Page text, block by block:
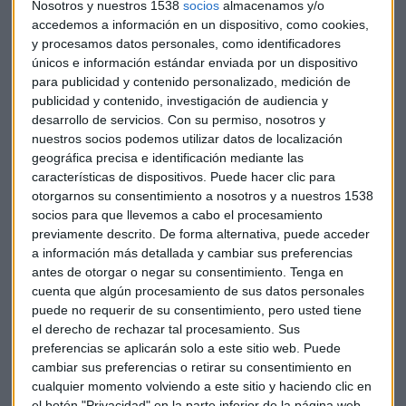
Nosotros y nuestros 1538 socios almacenamos y/o
accedemos a información en un dispositivo, como cookies,
y procesamos datos personales, como identificadores
únicos e información estándar enviada por un dispositivo
para publicidad y contenido personalizado, medición de
publicidad y contenido, investigación de audiencia y
desarrollo de servicios. Con su permiso, nosotros y
nuestros socios podemos utilizar datos de localización
geográfica precisa e identificación mediante las
características de dispositivos. Puede hacer clic para
otorgarnos su consentimiento a nosotros y a nuestros 1538
socios para que llevemos a cabo el procesamiento
previamente descrito. De forma alternativa, puede acceder
a información más detallada y cambiar sus preferencias
antes de otorgar o negar su consentimiento. Tenga en
cuenta que algún procesamiento de sus datos personales
puede no requerir de su consentimiento, pero usted tiene
el derecho de rechazar tal procesamiento. Sus
preferencias se aplicarán solo a este sitio web. Puede
cambiar sus preferencias o retirar su consentimiento en
cualquier momento volviendo a este sitio y haciendo clic en
El banco atribuye la debilidad del comercio de renta fija a
ciertos factores en el mercado europeo, como las tipos de
interés persistentemente bajos. La división de banca
corporativa y de inversión también fue golpeada por un
dólar más débil.
Pero mientras esa tendencia negativa continuó, BNP
Paribas encontró otras fuentes de ganancias en otros
lugares y en otros negocios, como los préstamos al
consumo y los seguros de vida.
El sólido crecimiento económico en los Estados Unidos
también elevó las ganancias de BancWest. Los ingresos del
banco estadounidense subieron un 22 por ciento en dólares,
o un 12 por ciento en euros.